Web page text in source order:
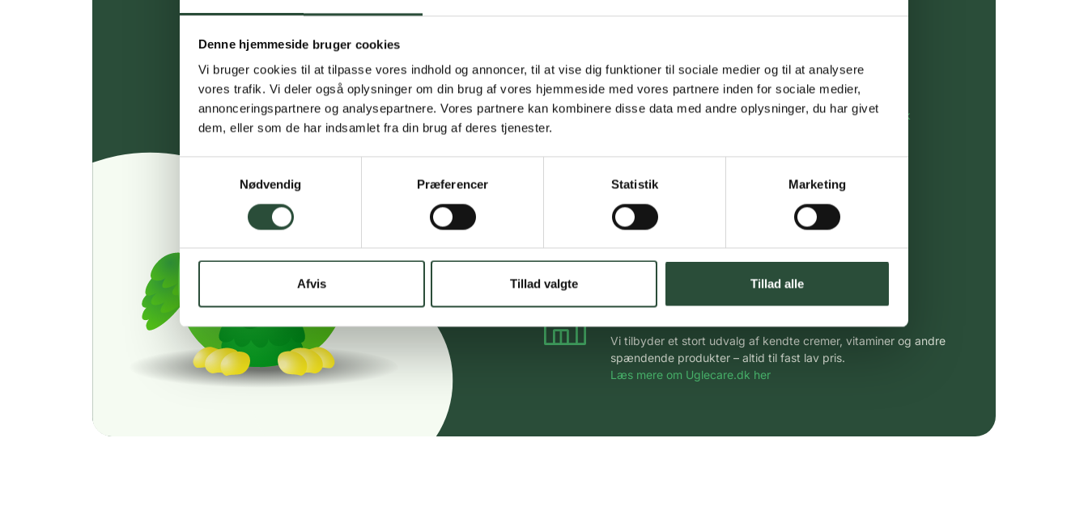
Denne hjemmeside bruger cookies
Vi bruger cookies til at tilpasse vores indhold og annoncer, til at vise dig funktioner til sociale medier og til at analysere
vores trafik. Vi deler også oplysninger om din brug af vores hjemmeside med vores partnere inden for sociale medier,
annonceringspartnere og analysepartnere. Vores partnere kan kombinere disse data med andre oplysninger, du har givet
dem, eller som de har indsamlet fra din brug af deres tjenester.
Nødvendig
Præferencer Statistik Marketing
Afvis Tillad valgte Tillad alle
Gratis fragt over 349 kr.
Personlig rådgivning
Få hjælp til din webordre på:kundeservice@uglecare.dk
Hurtig levering (30 min. i Kbh)
Hurtigt leveringen via GLS, og DAO
*Gælder ikke ernæringsprodukter.
Stort udvalg af kendte produkter
Vi tilbyder et stort udvalg af kendte cremer, vitaminer og andre
spændende produkter – altid til fast lav pris.
Læs mere om Uglecare.dk her